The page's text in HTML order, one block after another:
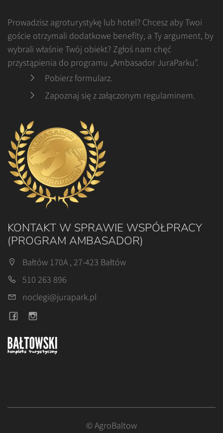
Prowadzisz agroturystykę lub hotel? Chcesz aby Twoi
goście otrzymali dodatkowe benefity, a Ty argument, by
wybrali właśnie Twój obiekt? Zgłoś nam chęć
przystąpienia do programu „Ambasador JuraParku”.
Pobierz formularz.
Zapoznaj się z załączonym regulaminem.
KONTAKT W SPRAWIE WSPÓŁPRACY
(PROGRAM AMBASADOR)
Bałtów 170A , 27-423 Bałtów
510 263 896
noclegi@jurapark.pl
© AgroBaltow